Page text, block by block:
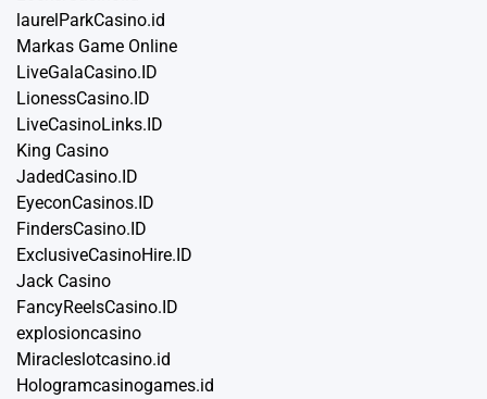
laurelParkCasino.id
Markas Game Online
LiveGalaCasino.ID
LionessCasino.ID
LiveCasinoLinks.ID
King Casino
JadedCasino.ID
EyeconCasinos.ID
FindersCasino.ID
ExclusiveCasinoHire.ID
Jack Casino
FancyReelsCasino.ID
explosioncasino
Miracleslotcasino.id
Hologramcasinogames.id